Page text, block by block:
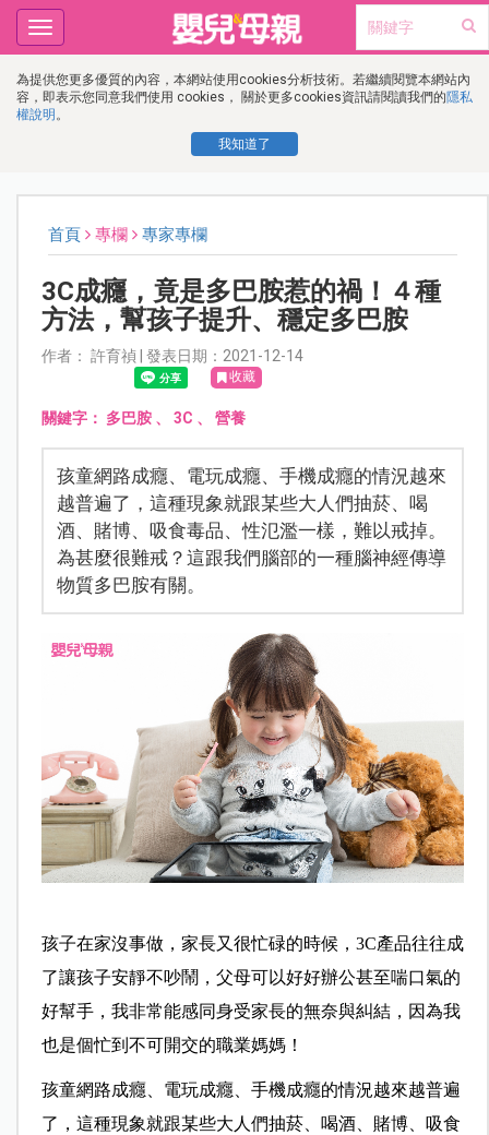
為提供您更多優質的內容，本網站使用cookies分析技術。若繼續閱覽本網站內
容，即表示您同意我們使用 cookies， 關於更多cookies資訊請閱讀我們的隱私
權說明 。
我知道了
Toggle
navigation
首頁 專欄 專家專欄
3C成癮，竟是多巴胺惹的禍！４種
方法，幫孩子提升、穩定多巴胺
作者： 許育禎 | 發表日期：2021-12-14
收藏
關鍵字： 多巴胺、 3C 、 營養
孩童網路成癮、電玩成癮、手機成癮的情況越來
越普遍了，這種現象就跟某些大人們抽菸、喝
酒、賭博、吸食毒品、性氾濫一樣，難以戒掉。
為甚麼很難戒？這跟我們腦部的一種腦神經傳導
物質多巴胺有關。
孩子在家沒事做，家長又很忙碌的時候，3C產品往往成
了讓孩子安靜不吵鬧，父母可以好好辦公甚至喘口氣的
好幫手，我非常能感同身受家長的無奈與糾結，因為我
也是個忙到不可開交的職業媽媽！
孩童網路成癮、電玩成癮、手機成癮的情況越來越普遍
了，這種現象就跟某些大人們抽菸、喝酒、賭博、吸食